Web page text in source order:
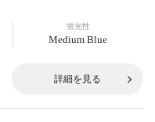
蛍光性
Medium Blue
詳細を見る